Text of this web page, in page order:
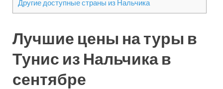
Другие доступные страны из Нальчика
Лучшие цены на туры в
Тунис из Нальчика в
сентябре